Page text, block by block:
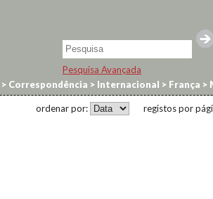
Pesquisa Avançada
> Correspondência > Internacional > França >
registos por
ordenar por: